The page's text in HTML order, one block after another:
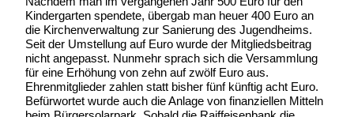
Kindergarten spendete, übergab man heuer 400 Euro an
die Kirchenverwaltung zur Sanierung des Jugendheims.
Seit der Umstellung auf Euro wurde der Mitgliedsbeitrag
nicht angepasst. Nunmehr sprach sich die Versammlung
für eine Erhöhung von zehn auf zwölf Euro aus.
Ehrenmitglieder zahlen statt bisher fünf künftig acht Euro.
Befürwortet wurde auch die Anlage von finanziellen Mitteln